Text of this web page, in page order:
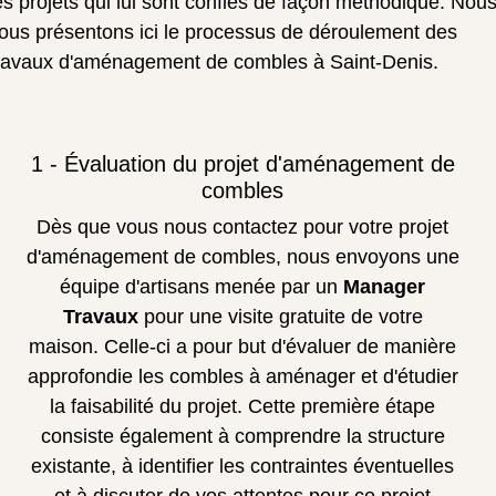
présentons ici le processus de déroulement des
d'aménagement de combles à Saint-Denis.
1 - Évaluation du projet d'aménagement de
combles
Dès que vous nous contactez pour votre projet
d'aménagement de combles, nous envoyons une
équipe d'artisans menée par un Manager
Travauxpour une visite gratuite de votre
maison. Celle-ci a pour but d'évaluer de manière
approfondie les combles à aménager et d'étudier
la faisabilité du projet. Cette première étape
consiste également à comprendre la structure
existante, à identifier les contraintes éventuelles